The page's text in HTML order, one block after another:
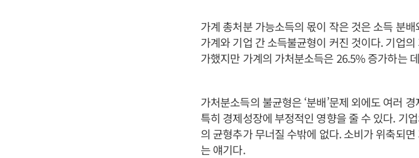
가계 총처분 가능소득의 몫이 작은 것은 소득 분
가계와 기업 간 소득불균형이 커진 것이다. 기업
가했지만 가계의 가처분소득은 26.5% 증가하는
가처분소득의 불균형은 ‘분배’문제 외에도 여러
특히 경제성장에 부정적인 영향을 줄 수 있다. 기
의 균형추가 무너질 수밖에 없다. 소비가 위축되
는 얘기다.